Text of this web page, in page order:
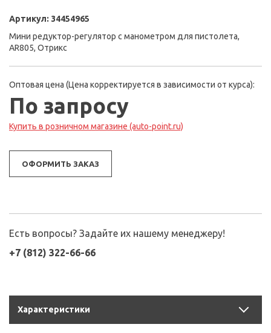
Артикул: 34454965
Мини редуктор-регулятор с манометром для пистолета,
AR805, Отрикс
Оптовая цена (Цена корректируется в зависимости от курса):
По запросу
Купить в розничном магазине (auto-point.ru)
ОФОРМИТЬ ЗАКАЗ
Есть вопросы? Задайте их нашему менеджеру!
+7 (812) 322-66-66
Характеристики